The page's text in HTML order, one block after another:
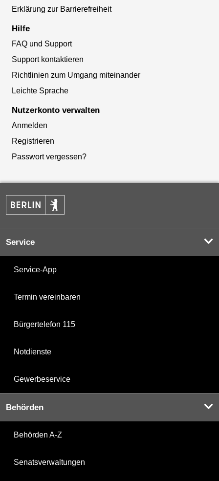
Erklärung zur Barrierefreiheit
Hilfe
FAQ und Support
Support kontaktieren
Richtlinien zum Umgang miteinander
Leichte Sprache
Nutzerkonto verwalten
Anmelden
Registrieren
Passwort vergessen?
Service
Service-App
Termin vereinbaren
Bürgertelefon 115
Notdienste
Gewerbeservice
Behörden
Behörden A-Z
Senatsverwaltungen